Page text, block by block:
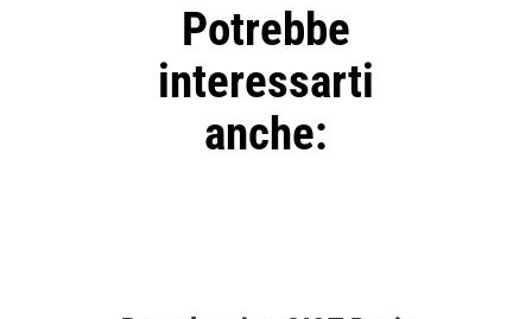
Potrebbe
interessarti
anche: